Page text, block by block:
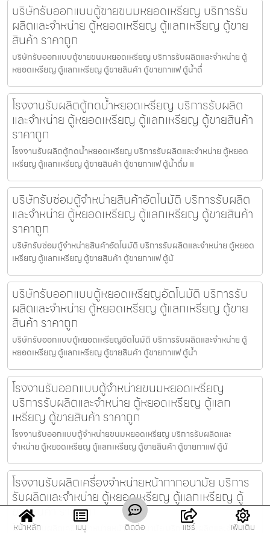
บริษัทรับออกแบบตู้ขายขนมหยอดเหรียญ​ บริการรับ
ผลิตและจำหน่าย ตู้หยอดเหรียญ ตู้แลกเหรียญ ตู้ขาย
สินค้า ราคาถูก
บริษัทรับออกแบบตู้ขายขนมหยอดเหรียญ​ บริการรับผลิตและจำหน่าย ตู้
หยอดเหรียญ ตู้แลกเหรียญ ตู้ขายสินค้า ตู้ขายกาแฟ ตู้น้ำดื่
โรงงานรับผลิตตู้กดน้ำ​หยอดเหรียญ บริการรับผลิต
และจำหน่าย ตู้หยอดเหรียญ ตู้แลกเหรียญ ตู้ขายสินค้า
ราคาถูก
โรงงานรับผลิตตู้กดน้ำ​หยอดเหรียญ บริการรับผลิตและจำหน่าย ตู้หยอด
เหรียญ ตู้แลกเหรียญ ตู้ขายสินค้า ตู้ขายกาแฟ ตู้น้ำดื่ม แ
บริษัทรับซ่อมตู้จำหน่ายสินค้า​อัตโนมัติ บริการรับผลิต
และจำหน่าย ตู้หยอดเหรียญ ตู้แลกเหรียญ ตู้ขายสินค้า
ราคาถูก
บริษัทรับซ่อมตู้จำหน่ายสินค้า​อัตโนมัติ บริการรับผลิตและจำหน่าย ตู้หยอด
เหรียญ ตู้แลกเหรียญ ตู้ขายสินค้า ตู้ขายกาแฟ ตู้น้
บริษัทรับออกแบบตู้หยอดเหรียญ​อัตโนมัติ บริการรับ
ผลิตและจำหน่าย ตู้หยอดเหรียญ ตู้แลกเหรียญ ตู้ขาย
สินค้า ราคาถูก
บริษัทรับออกแบบตู้หยอดเหรียญ​อัตโนมัติ บริการรับผลิตและจำหน่าย ตู้
หยอดเหรียญ ตู้แลกเหรียญ ตู้ขายสินค้า ตู้ขายกาแฟ ตู้น้ำ
โรงงานรับออกแบบตู้จำหน่ายขนมหยอดเหรียญ​
บริการรับผลิตและจำหน่าย ตู้หยอดเหรียญ ตู้แลก
เหรียญ ตู้ขายสินค้า ราคาถูก
โรงงานรับออกแบบตู้จำหน่ายขนมหยอดเหรียญ​ บริการรับผลิตและ
จำหน่าย ตู้หยอดเหรียญ ตู้แลกเหรียญ ตู้ขายสินค้า ตู้ขายกาแฟ ตู้น้
โรงงานรับผลิตเครื่องจำหน่ายหน้ากากอนามัย บริการ
รับผลิตและจำหน่าย ตู้หยอดเหรียญ ตู้แลกเหรียญ ตู้
ขายสินค้า ราคาถูก
โรงงานรับผลิตเครื่องจำหน่ายหน้ากากอนามัย บริการรับผลิตและจำหน่าย
หน้าหลัก เมนู ติดต่อ แชร์ เพิ่มเติม